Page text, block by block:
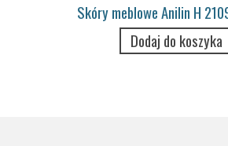
Skóry meblowe Anilin H
Dodaj do koszyka